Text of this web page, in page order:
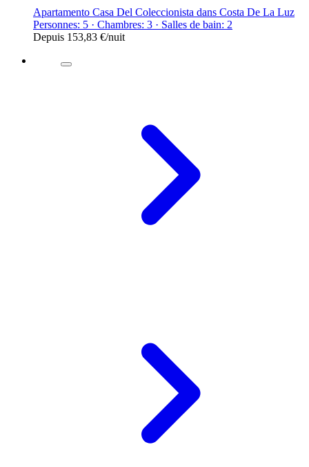
Apartamento Casa Del Coleccionista dans Costa De La Luz
Personnes: 5 · Chambres: 3 · Salles de bain: 2
Depuis 153,83 €/nuit